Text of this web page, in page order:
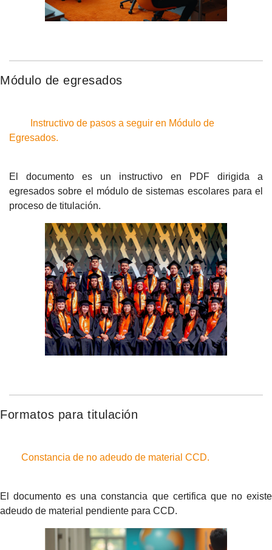
Módulo de egresados
Instructivo de pasos a seguir en Módulo de
Egresados.
El documento es un instructivo en PDF dirigida a
egresados sobre el módulo de sistemas escolares para el
proceso de titulación.
Formatos para titulación
Constancia de no adeudo de material CCD.
El documento es una constancia que certifica que no existe
adeudo de material pendiente para CCD.